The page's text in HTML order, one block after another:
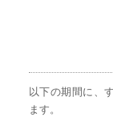
以下の期間に、
ます。